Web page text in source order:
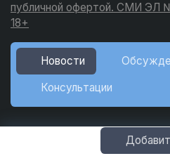
публичной офертой. СМИ ЭЛ
18+
Новости
Консультации